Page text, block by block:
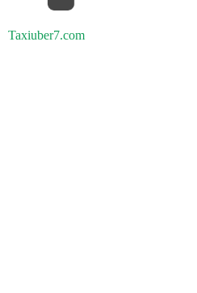
Taxiuber7.com